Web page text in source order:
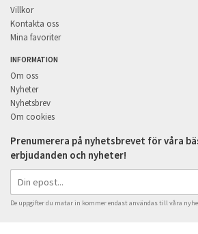
Villkor
Kontakta oss
Mina favoriter
INFORMATION
Om oss
Nyheter
Nyhetsbrev
Om cookies
Prenumerera på nyhetsbrevet för våra
erbjudanden och nyheter!
De uppgifter du matar in kommer endast användas till våra